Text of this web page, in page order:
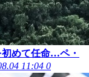
めて任命…ペ・
11:04 0